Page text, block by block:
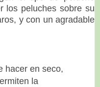
los peluches sobre su
y con un agradable
hacer en seco,
la